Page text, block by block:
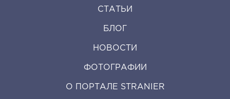
СТАТЬИ
БЛОГ
НОВОСТИ
ФОТОГРАФИИ
О ПОРТАЛЕ STRANIER